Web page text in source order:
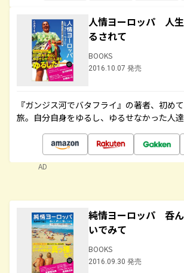
人情ヨーロッパ 人
るされて
BOOKS
2016.10.07 発売
『ガンジス河でバタフライ』の著者、初め
旅。自分自身をゆるし、ゆるせなかった人
AD
純情ヨーロッパ 呑ん
いでみて
BOOKS
2016.09.30 発売